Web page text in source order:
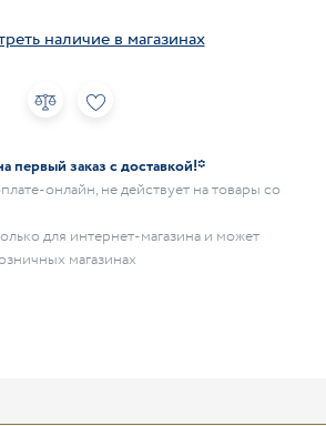
наличие в магазинах
первый заказ с доставкой!*
онлайн, не действует на товары со
для интернет-магазина и может
магазинах